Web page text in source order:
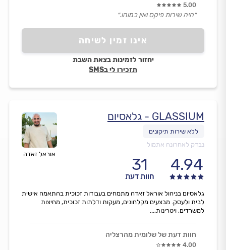
אינו זמין לשיחה
יחזור לזמינות בצאת השבת
תזכירו לי בSMS
5.00
״היה שירות פיקס ואין כמוהו.״
אוראל זאדה
GLASSIUM - גלאסיום
נבדק לאחרונה אתמול
4.94
31
חוות דעת
גלאסיום בניהול אוראל זאדה מתמחים בעבודות זכוכית בהתאמה אישית
לבית ולעסק. מבצעים מקלחונים, מעקות ודלתות זכוכית, מחיצות
למשרדים, ויטרינות,...
חוות דעת של שלומית מהרצליה
4.00